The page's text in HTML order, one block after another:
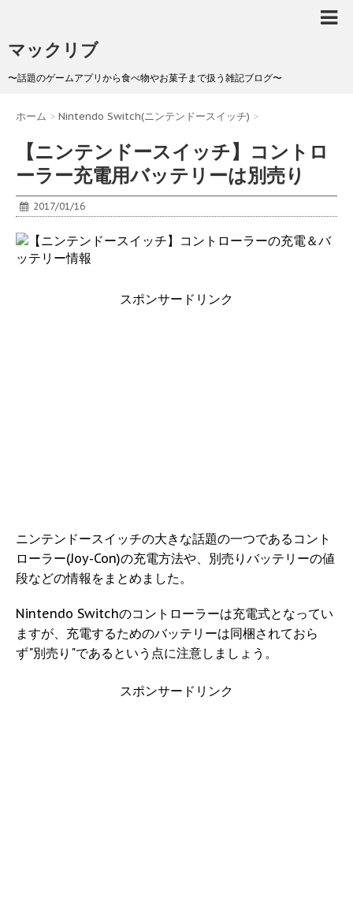
マックリブ
〜話題のゲームアプリから食べ物やお菓子まで扱う雑記ブログ〜
ホーム > Nintendo Switch(ニンテンドースイッチ) >
【ニンテンドースイッチ】コントロ
ーラー充電用バッテリーは別売り
2017/01/16
スポンサードリンク
ニンテンドースイッチの大きな話題の一つであるコント
ローラー(Joy-Con)の充電方法や、別売りバッテリーの値
段などの情報をまとめました。
Nintendo Switchのコントローラーは充電式となってい
ますが、充電するためのバッテリーは同梱されておら
ず"別売り"であるという点に注意しましょう。
スポンサードリンク